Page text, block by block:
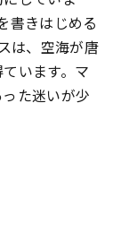
書きはじめる
は、空海が唐
います。マ
た迷いが少